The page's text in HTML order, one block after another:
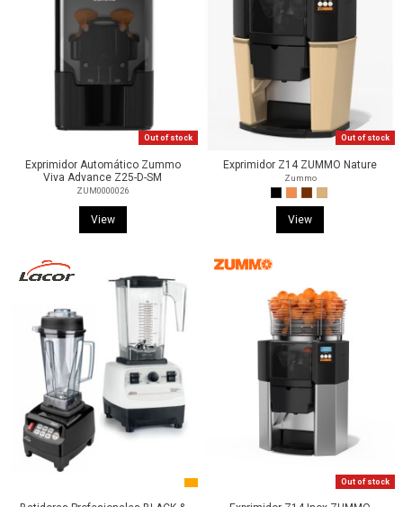
Out of stock
Exprimidor Automático Zummo
Viva Advance Z25-D-SM
ZUM0000026
View
Out of stock
Exprimidor Z14 ZUMMO Nature
Zummo
View
Out of stock